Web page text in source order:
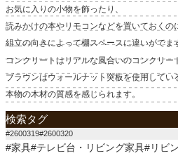
お気に入りの小物を飾ったり、
読みかけの本やリモコンなどを置いておくの
組立の向きによって棚スペースに違いがでま
コンクリートはリアルな風合いのコンクリー
ブラウンはウォールナット突板を使用してい
本物の木材の質感を感じられます。
検索タグ
#2600319#2600320
#家具#テレビ台・リビング家具#リビ